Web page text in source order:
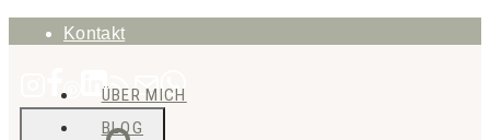
springen
Kontakt
ÜBER MICH
BLOG